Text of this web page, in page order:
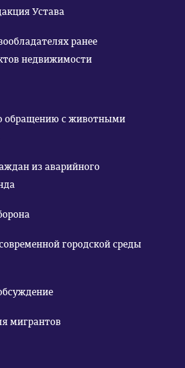
Устава
ранее
недвижимости
обращению с животными
из аварийного
мигрантов